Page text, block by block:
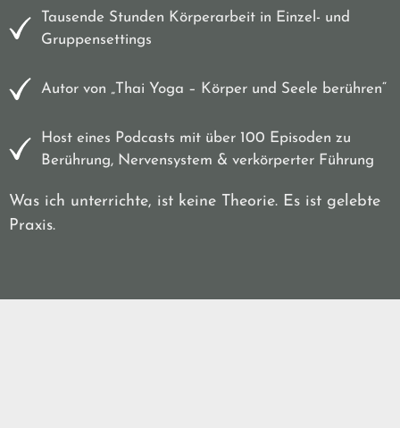
Tausende Stunden Körperarbeit in Einzel- und
Gruppensettings
Autor von „Thai Yoga – Körper und Seele berühren“
Host eines Podcasts mit über 100 Episoden zu
Berührung, Nervensystem & verkörperter Führung
Was ich unterrichte, ist keine Theorie. Es ist gelebte
Praxis.